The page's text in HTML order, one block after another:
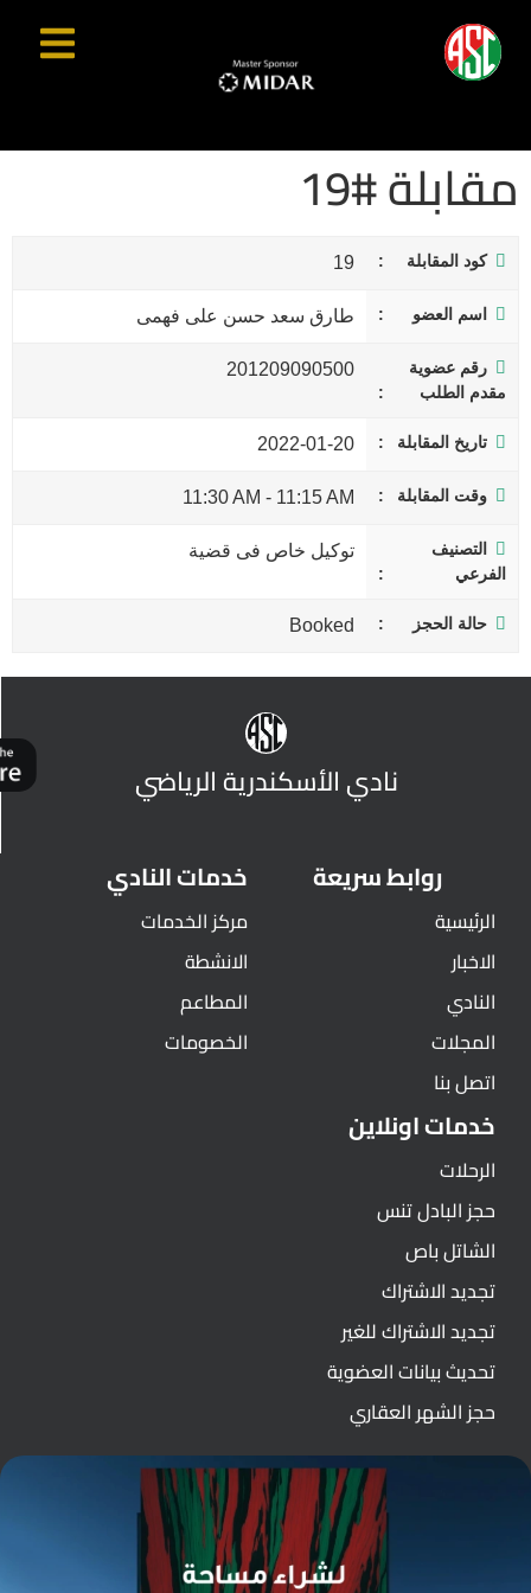
مقابلة #19
كود المقابلة 19
اسم العضو طارق سعد حسن على فهمى
رقم عضوية
مقدم الطلب
201209090500
تاريخ المقابلة 2022-01-20
وقت المقابلة 11:15 AM
-
11:30 AM
التصنيف
الفرعي
توكيل خاص فى قضية
حالة الحجز Booked
نادي الأسكندرية الرياضي
روابط سريعة
الرئيسية
الاخبار
النادي
المجلات
اتصل بنا
خدمات النادي
مركز الخدمات
الانشطة
المطاعم
الخصومات
خدمات اونلاين
الرحلات
حجز البادل تنس
الشاتل باص
تجديد الاشتراك
تجديد الاشتراك للغير
تحديث بيانات العضوية
حجز الشهر العقاري